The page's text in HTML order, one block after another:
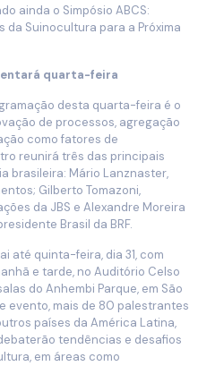
ainda o Simpósio ABCS:
da Suinocultura para a Próxima
quarta-feira
desta quarta-feira é o
de processos, agregação
como fatores de
reunirá três das principais
brasileira: Mário Lanznaster,
Gilberto Tomazoni,
da JBS e Alexandre Moreira
Brasil da BRF.
até quinta-feira, dia 31, com
e tarde, no Auditório Celso
do Anhembi Parque, em São
evento, mais de 80 palestrantes
países da América Latina,
tendências e desafios
em áreas como